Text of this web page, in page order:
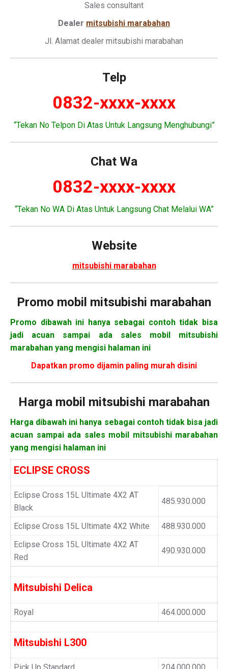
Sales consultant
Dealer mitsubishi marabahan
Jl. Alamat dealer mitsubishi marabahan
Telp
0832-xxxx-xxxx
“Tekan No Telpon Di Atas Untuk Langsung Menghubungi”
Chat Wa
0832-xxxx-xxxx
“Tekan No WA Di Atas Untuk Langsung Chat Melalui WA”
Website
mitsubishi marabahan
Promo mobil mitsubishi marabahan
Promo dibawah ini hanya sebagai contoh tidak bisa
jadi acuan sampai ada sales mobil mitsubishi
marabahan yang mengisi halaman ini
Dapatkan promo dijamin paling murah disini
Harga mobil mitsubishi marabahan
Harga dibawah ini hanya sebagai contoh tidak bisa jadi
acuan sampai ada sales mobil mitsubishi marabahan
yang mengisi halaman ini
ECLIPSE CROSS
Eclipse Cross 15L Ultimate 4X2 AT
Black
485.930.000
Eclipse Cross 15L Ultimate 4X2 White
488.930.000
Eclipse Cross 15L Ultimate 4X2 AT
Red
490.930.000
Mitsubishi Delica
Royal 464.000.000
Mitsubishi L300